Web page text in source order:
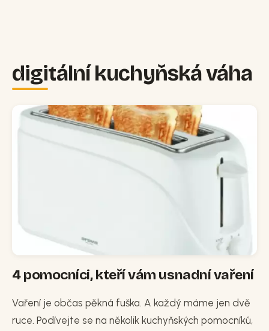
digitální kuchyňská váha
4 pomocníci, kteří vám usnadní vaření
Vaření je občas pěkná fuška. A každý máme jen dvě
ruce. Podívejte se na několik kuchyňských pomocníků,